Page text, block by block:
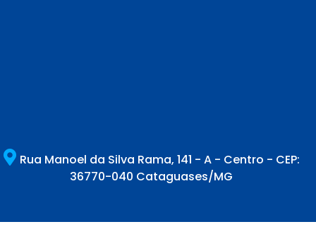
Rua Manoel da Silva Rama, 141 - A - Centro - CEP:
36770-040 Cataguases/MG